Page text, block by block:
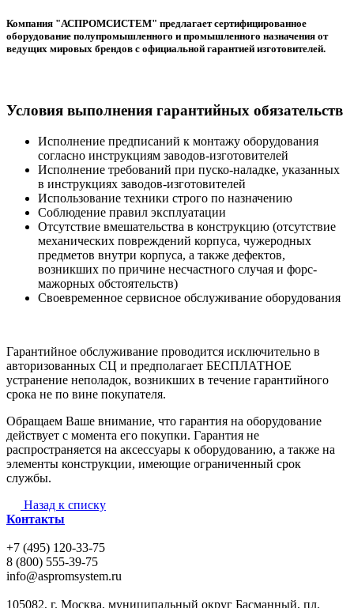
Компания "АСПРОМСИСТЕМ" предлагает сертифицированное
оборудование полупромышленного и промышленного назначения от
ведущих мировых брендов с официальной гарантией изготовителей.
Условия выполнения гарантийных обязательств
Исполнение предписаний к монтажу оборудования
согласно инструкциям заводов-изготовителей
Исполнение требований при пуско-наладке, указанных
в инструкциях заводов-изготовителей
Использование техники строго по назначению
Соблюдение правил эксплуатации
Отсутствие вмешательства в конструкцию (отсутствие
механических повреждений корпуса, чужеродных
предметов внутри корпуса, а также дефектов,
возникших по причине несчастного случая и форс-
мажорных обстоятельств)
Своевременное сервисное обслуживание оборудования
Гарантийное обслуживание проводится исключительно в
авторизованных СЦ и предполагает БЕСПЛАТНОЕ
устранение неполадок, возникших в течение гарантийного
срока не по вине покупателя.
Обращаем Ваше внимание, что гарантия на оборудование
действует с момента его покупки. Гарантия не
распространяется на аксессуары к оборудованию, а также на
элементы конструкции, имеющие ограниченный срок
службы.
Назад к списку
Контакты
+7 (495) 120-33-75
8 (800) 555-39-75
info@aspromsystem.ru
105082, г. Москва, муниципальный округ Басманный, пл.